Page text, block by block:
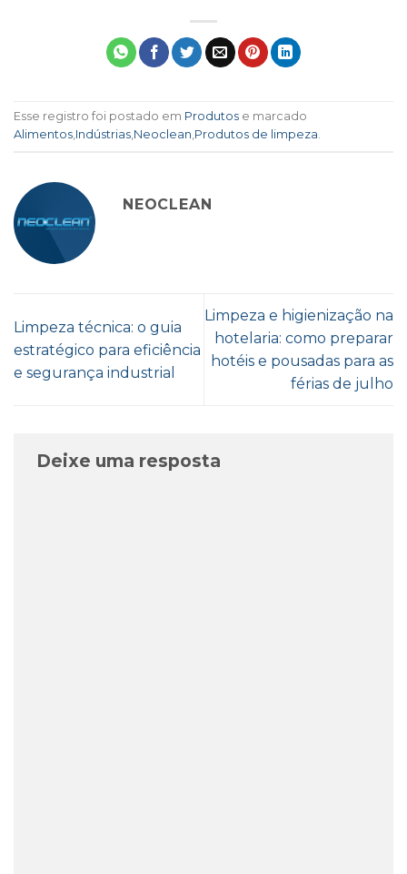
Esse registro foi postado em Produtos e marcado
Alimentos,Indústrias,Neoclean,Produtos de limpeza.
NEOCLEAN
Limpeza técnica: o guia
estratégico para eficiência
e segurança industrial
Limpeza e higienização na
hotelaria: como preparar
hotéis e pousadas para as
férias de julho
Deixe uma resposta